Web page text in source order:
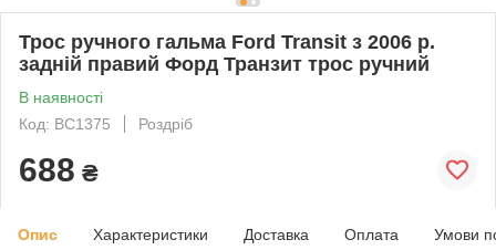
Трос ручного гальма Ford Transit з 2006 р.
задній правий Форд Транзит трос ручний
В наявності
Код: BC1375
Роздріб
688 ₴
Опис Характеристики Доставка Оплата Умови